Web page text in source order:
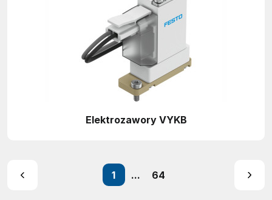
Elektrozawory VYKB
1 ... 64